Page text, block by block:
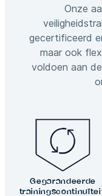
Onze
gecertificeerd
maar ook
voldoen aan
Gegarandeerde